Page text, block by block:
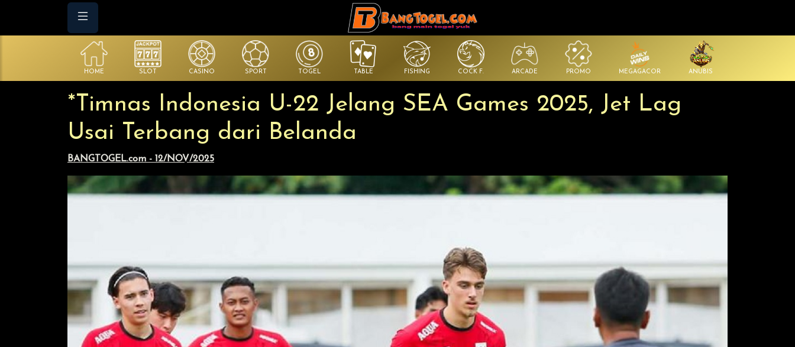
HOME SLOT CASINO SPORT TOGEL TABLE FISHING COCK F. ARCADE PROMO MEGAGACOR ANUBIS
*Timnas Indonesia U-22 Jelang SEA Games 2025, Jet Lag
Usai Terbang dari Belanda
BANGTOGEL.com - 12/NOV/2025